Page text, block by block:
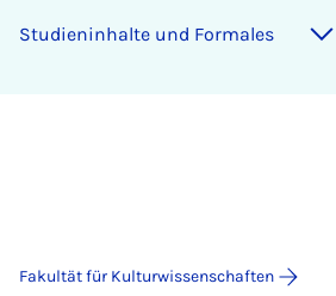
Stu­dien­in­hal­te und For­ma­les
Fakultät für Kulturwissenschaften